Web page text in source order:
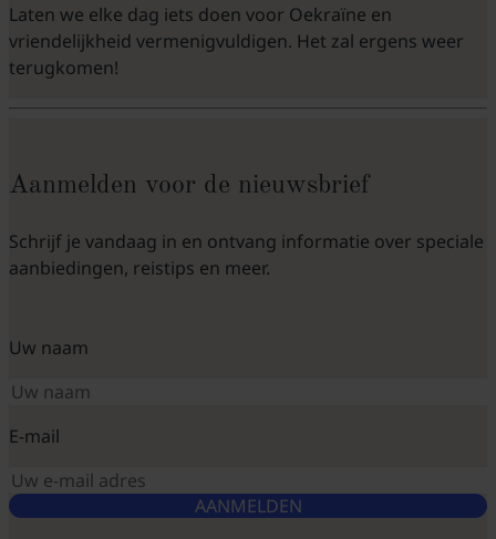
Laten we elke dag iets doen voor Oekraïne en
vriendelijkheid vermenigvuldigen. Het zal ergens weer
terugkomen!
Aanmelden voor de nieuwsbrief
Schrijf je vandaag in en ontvang informatie over speciale
aanbiedingen, reistips en meer.
Uw naam
E-mail
AANMELDEN